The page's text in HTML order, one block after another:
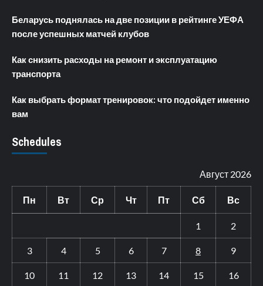
Беларусь поднялась на две позиции в рейтинге УЕФА
после успешных матчей клубов
Как снизить расходы на ремонт и эксплуатацию
транспорта
Как выбрать формат тренировок: что подойдет именно
вам
Schedules
Август 2026
Пн Вт Ср Чт Пт Сб Вс
1 2
3 4 5 6 7 8 9
10 11 12 13 14 15 16